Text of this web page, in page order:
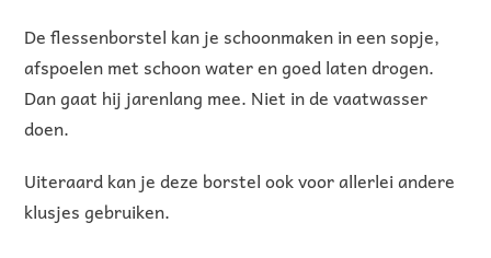
De flessenborstel kan je schoonmaken in een sopje,
afspoelen met schoon water en goed laten drogen.
Dan gaat hij jarenlang mee. Niet in de vaatwasser
doen.
Uiteraard kan je deze borstel ook voor allerlei andere
klusjes gebruiken.